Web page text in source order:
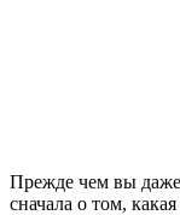
Прежде чем вы даже
сначала о том,